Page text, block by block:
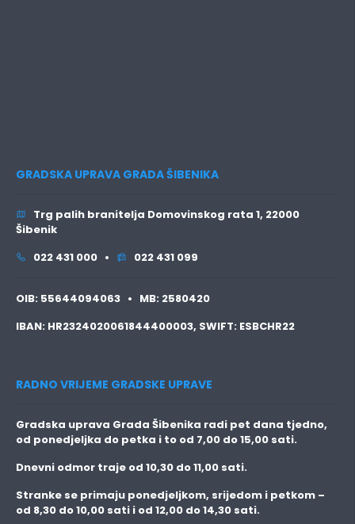
GRADSKA UPRAVA GRADA ŠIBENIKA
Trg palih branitelja Domovinskog rata 1, 22000
Šibenik
022 431 000 •
022 431 099
OIB: 55644094063 • MB: 2580420
IBAN: HR2324020061844400003, SWIFT: ESBCHR22
RADNO VRIJEME GRADSKE UPRAVE
Gradska uprava Grada Šibenika radi pet dana tjedno,
od ponedjeljka do petka i to od 7,00 do 15,00 sati.
Dnevni odmor traje od 10,30 do 11,00 sati.
Stranke se primaju ponedjeljkom, srijedom i petkom –
od 8,30 do 10,00 sati i od 12,00 do 14,30 sati.